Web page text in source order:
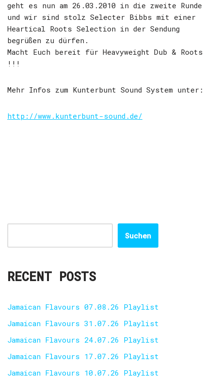
geht es nun am 26.03.2010 in die zweite Runde
und wir sind stolz Selecter Bibbs mit einer
Heartical Roots Selection in der Sendung
begrüßen zu dürfen.
Macht Euch bereit für Heavyweight Dub & Roots
!!!
Mehr Infos zum Kunterbunt Sound System unter:
http://www.kunterbunt-sound.de/
Suchen
RECENT POSTS
Jamaican Flavours 07.08.26 Playlist
Jamaican Flavours 31.07.26 Playlist
Jamaican Flavours 24.07.26 Playlist
Jamaican Flavours 17.07.26 Playlist
Jamaican Flavours 10.07.26 Playlist